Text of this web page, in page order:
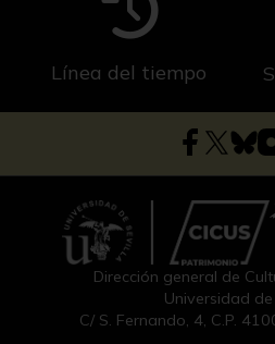
Línea del tiempo
Dirección general de
Universidad
C/ S. Fernando, 4, C.P.